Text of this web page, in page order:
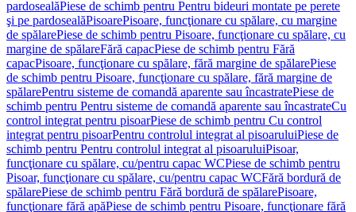
pardosealăPiese de schimb pentru Pentru bideuri montate pe perete
şi pe pardosealăPisoarePisoare, funcţionare cu spălare, cu margine
de spălarePiese de schimb pentru Pisoare, funcţionare cu spălare, cu
margine de spălareFără capacPiese de schimb pentru Fără
capacPisoare, funcţionare cu spălare, fără margine de spălarePiese
de schimb pentru Pisoare, funcţionare cu spălare, fără margine de
spălarePentru sisteme de comandă aparente sau încastratePiese de
schimb pentru Pentru sisteme de comandă aparente sau încastrateCu
control integrat pentru pisoarPiese de schimb pentru Cu control
integrat pentru pisoarPentru controlul integrat al pisoaruluiPiese de
schimb pentru Pentru controlul integrat al pisoaruluiPisoar,
funcţionare cu spălare, cu/pentru capac WCPiese de schimb pentru
Pisoar, funcţionare cu spălare, cu/pentru capac WCFără bordură de
spălarePiese de schimb pentru Fără bordură de spălarePisoare,
funcţionare fără apăPiese de schimb pentru Pisoare, funcţionare fără